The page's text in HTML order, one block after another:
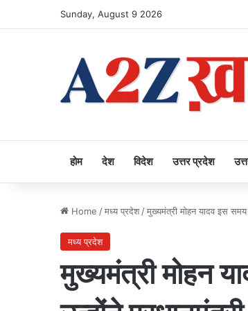
Sunday, August 9 2026
होम देश विदेश उत्तर प्रदेश
Home /मध्य प्रदेश /मुख्यमंत्री मोहन यादव इस समय
मध्य प्रदेश
मुख्यमंत्री मोहन